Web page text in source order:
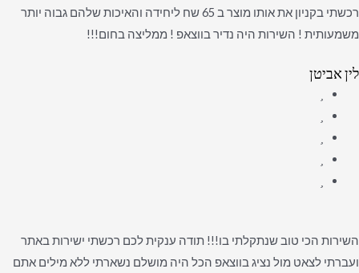
רכשתי בקניון את אותו מוצר ב 65 שח ליחידה והאיכות שלהם גבוה יותר
משמעותית ! השירות היה נדיר בווצאפ ! ממליצה בחום!!!
לין אביטן
השירות הכי טוב שנתקלתי בו!!! תודה ענקית לכם רכשתי ישירות באתר
ועברתי לצאט מול נציג בווצאפ הכל היה מושלם נשארתי ללא מילים אתם